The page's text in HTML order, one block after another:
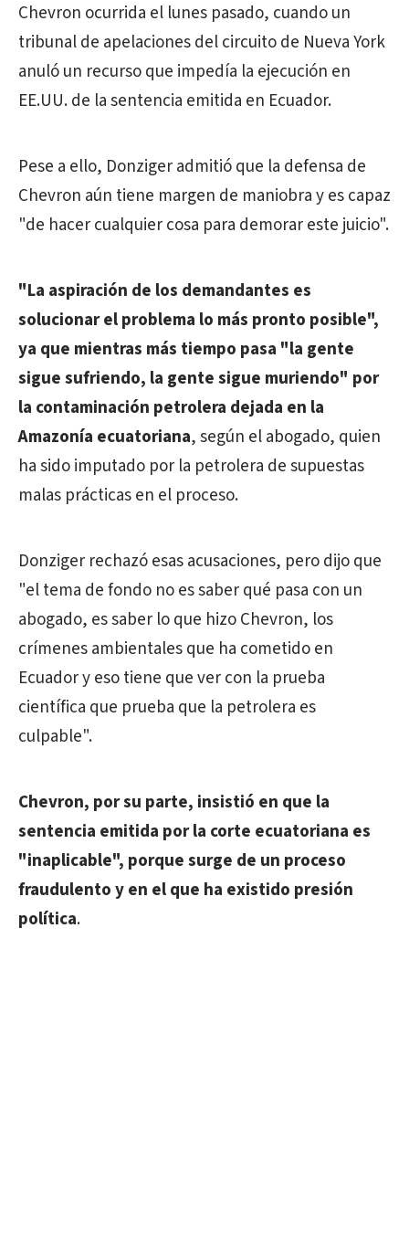
Chevron ocurrida el lunes pasado, cuando un
tribunal de apelaciones del circuito de Nueva York
anuló un recurso que impedía la ejecución en
EE.UU. de la sentencia emitida en Ecuador.
Pese a ello, Donziger admitió que la defensa de
Chevron aún tiene margen de maniobra y es capaz
"de hacer cualquier cosa para demorar este juicio".
"La aspiración de los demandantes es
solucionar el problema lo más pronto posible",
ya que mientras más tiempo pasa "la gente
sigue sufriendo, la gente sigue muriendo" por
la contaminación petrolera dejada en la
Amazonía ecuatoriana, según el abogado, quien
ha sido imputado por la petrolera de supuestas
malas prácticas en el proceso.
Donziger rechazó esas acusaciones, pero dijo que
"el tema de fondo no es saber qué pasa con un
abogado, es saber lo que hizo Chevron, los
crímenes ambientales que ha cometido en
Ecuador y eso tiene que ver con la prueba
científica que prueba que la petrolera es
culpable".
Chevron, por su parte, insistió en que la
sentencia emitida por la corte ecuatoriana es
"inaplicable", porque surge de un proceso
fraudulento y en el que ha existido presión
política.